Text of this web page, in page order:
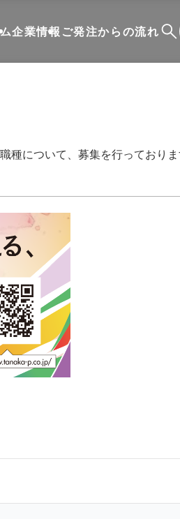
企業情報 ご発注からの流れ
種について、募集を行っており